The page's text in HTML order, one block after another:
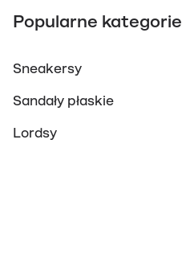
Popularne kategorie
Sneakersy
Sandały płaskie
Lordsy